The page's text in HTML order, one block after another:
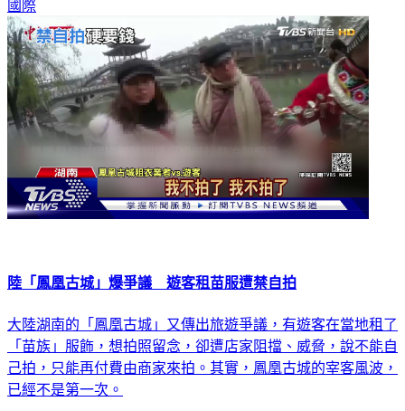
國際
陸「鳳凰古城」爆爭議 遊客租苗服遭禁自拍
大陸湖南的「鳳凰古城」又傳出旅遊爭議，有遊客在當地租了
「苗族」服飾，想拍照留念，卻遭店家阻擋、威脅，說不能自
己拍，只能再付費由商家來拍。其實，鳳凰古城的宰客風波，
已經不是第一次。